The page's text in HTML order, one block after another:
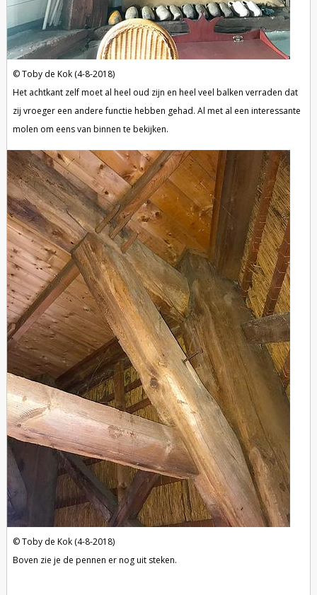
Toby de Kok (4-8-2018)
Het achtkant zelf moet al heel oud zijn en heel veel balken verraden dat
zij vroeger een andere functie hebben gehad. Al met al een interessante
molen om eens van binnen te bekijken.
Toby de Kok (4-8-2018)
Boven zie je de pennen er nog uit steken.